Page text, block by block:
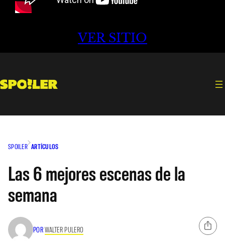
VER SITIO
SPOILER ARTÍCULOS
Las 6 mejores escenas de la
semana
PORWALTER PULERO